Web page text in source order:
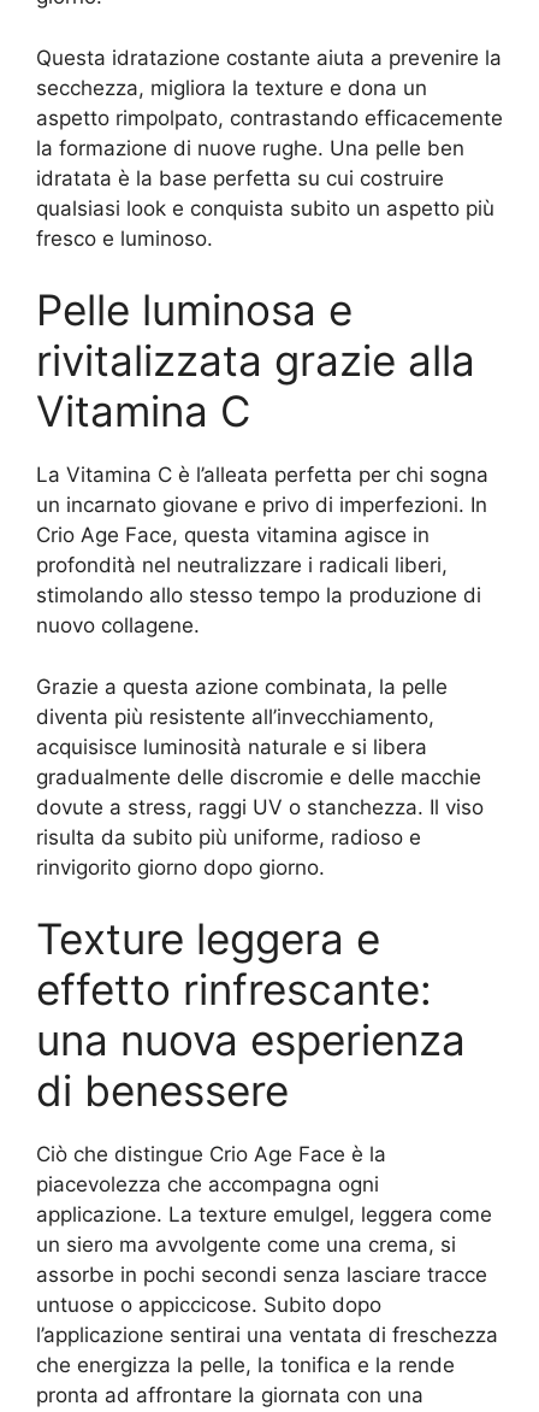
Questa idratazione costante aiuta a prevenire la
secchezza, migliora la texture e dona un
aspetto rimpolpato, contrastando efficacemente
la formazione di nuove rughe. Una pelle ben
idratata è la base perfetta su cui costruire
qualsiasi look e conquista subito un aspetto più
fresco e luminoso.
Pelle luminosa e
rivitalizzata grazie alla
Vitamina C
La Vitamina C è l’alleata perfetta per chi sogna
un incarnato giovane e privo di imperfezioni. In
Crio Age Face, questa vitamina agisce in
profondità nel neutralizzare i radicali liberi,
stimolando allo stesso tempo la produzione di
nuovo collagene.
Grazie a questa azione combinata, la pelle
diventa più resistente all’invecchiamento,
acquisisce luminosità naturale e si libera
gradualmente delle discromie e delle macchie
dovute a stress, raggi UV o stanchezza. Il viso
risulta da subito più uniforme, radioso e
rinvigorito giorno dopo giorno.
Texture leggera e
effetto rinfrescante:
una nuova esperienza
di benessere
Ciò che distingue Crio Age Face è la
piacevolezza che accompagna ogni
applicazione. La texture emulgel, leggera come
un siero ma avvolgente come una crema, si
assorbe in pochi secondi senza lasciare tracce
untuose o appiccicose. Subito dopo
l’applicazione sentirai una ventata di freschezza
che energizza la pelle, la tonifica e la rende
pronta ad affrontare la giornata con una